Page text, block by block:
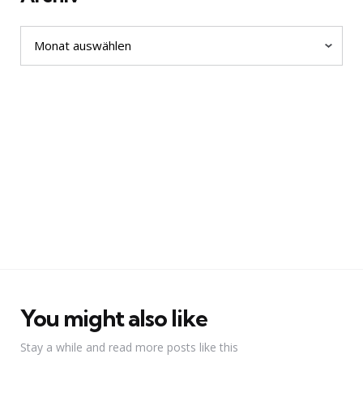
Archiv
You might also like
Stay a while and read more posts like this